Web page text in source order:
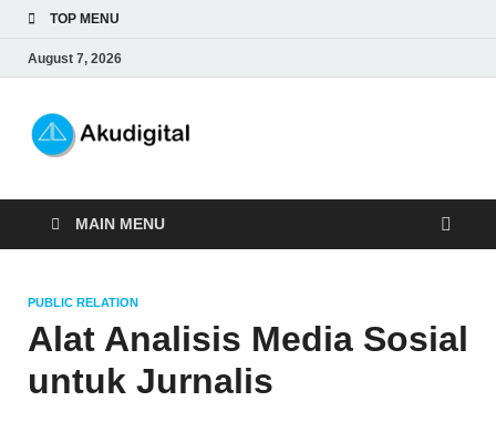
TOP MENU
August 7, 2026
MAIN MENU
PUBLIC RELATION
Alat Analisis Media Sosial
untuk Jurnalis